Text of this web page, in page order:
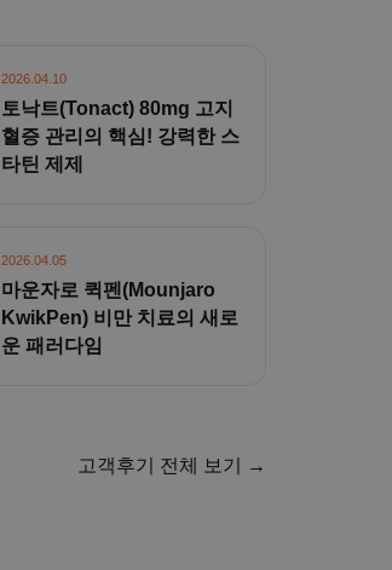
2026.04.10
토낙트(Tonact) 80mg 고지
혈증 관리의 핵심! 강력한 스
타틴 제제
2026.04.05
마운자로 퀵펜(Mounjaro
KwikPen) 비만 치료의 새로
운 패러다임
고객후기 전체 보기 →